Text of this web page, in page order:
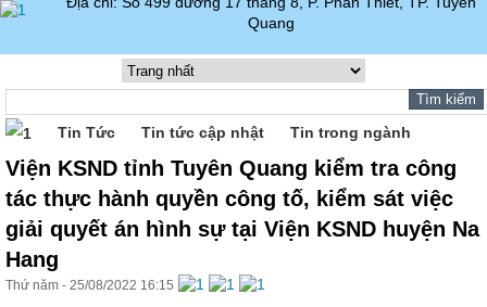
Quang
Tin Tức Tin tức cập nhật Tin trong ngành
Viện KSND tỉnh Tuyên Quang kiểm tra công
tác thực hành quyền công tố, kiểm sát việc
giải quyết án hình sự tại Viện KSND huyện Na
Hang
Thứ năm - 25/08/2022 16:15